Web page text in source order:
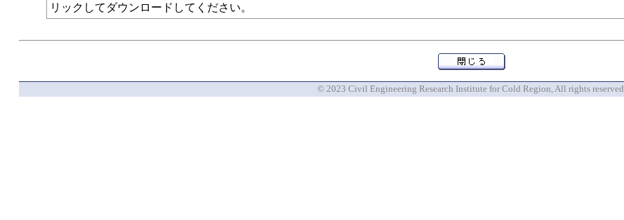
リックしてダウンロードしてください。
© 2023 Civil Engineering Research Institute for Cold Region, All rights reserved.